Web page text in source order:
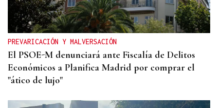
PREVARICACIÓN Y MALVERSACIÓN
El PSOE-M denunciará ante Fiscalía de Delitos
Económicos a Planifica Madrid por comprar el
"ático de lujo"